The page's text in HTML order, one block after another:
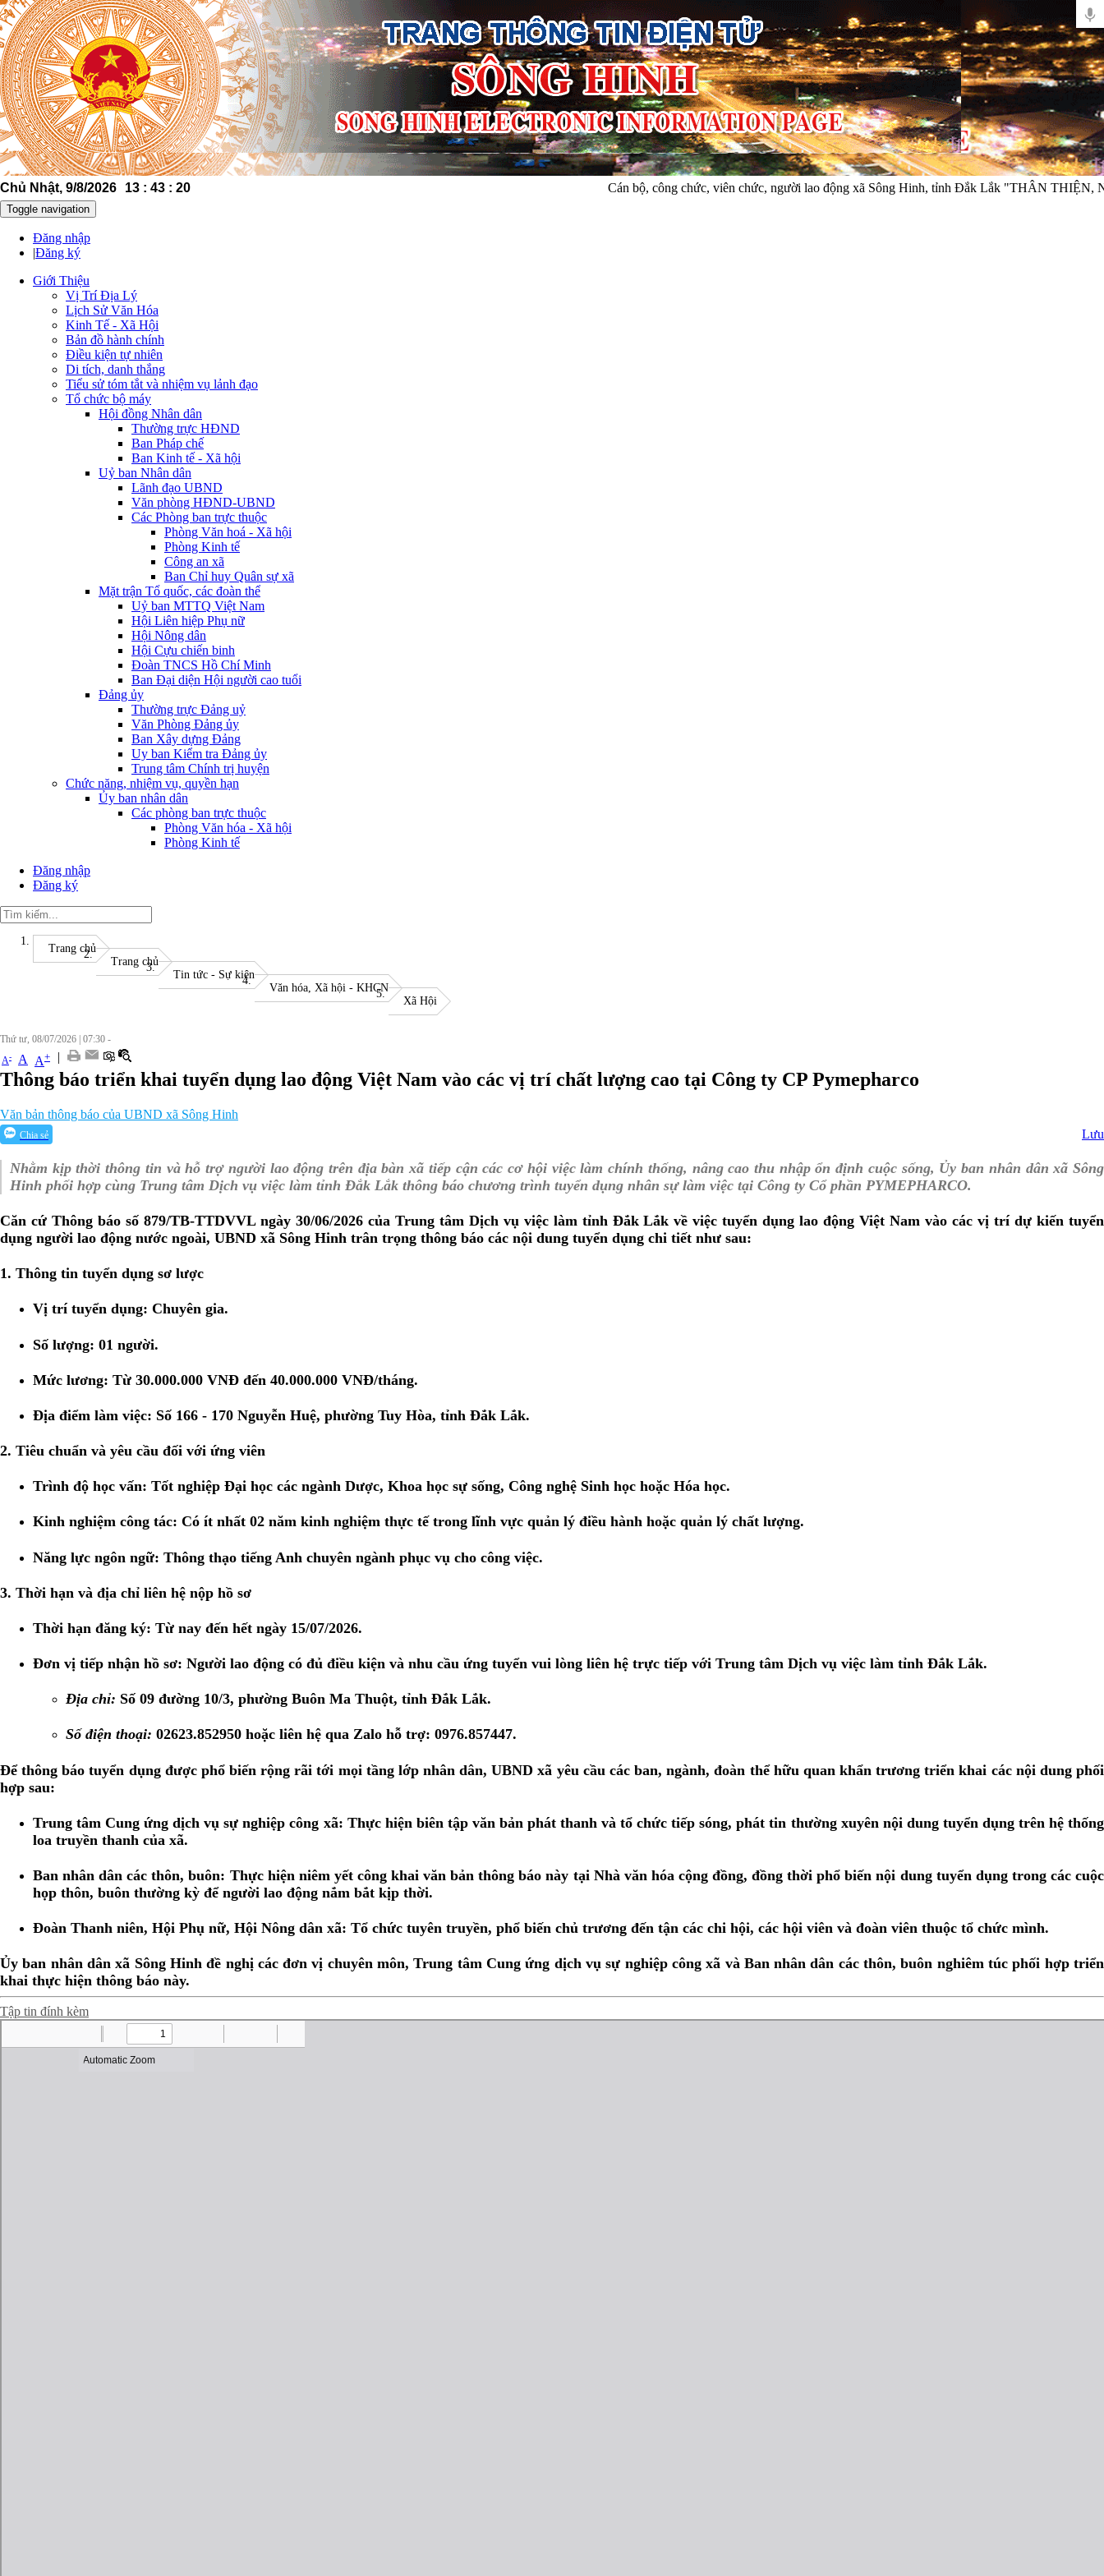
Chủ Nhật, 9/8/2026 13 : 43 : 21 Cán bộ, công chức, viên chức, người lao động xã Sông Hinh, tỉnh Đắk Lắk "THÂN THIỆN,
Toggle navigation
Đăng nhập
|Đăng ký
Giới Thiệu
Vị Trí Địa Lý
Lịch Sử Văn Hóa
Kinh Tế - Xã Hội
Bản đồ hành chính
Điều kiện tự nhiên
Di tích, danh thắng
Tiểu sử tóm tắt và nhiệm vụ lảnh đạo
Tổ chức bộ máy
Hội đồng Nhân dân
Thường trực HĐND
Ban Pháp chế
Ban Kinh tế - Xã hội
Uỷ ban Nhân dân
Lãnh đạo UBND
Văn phòng HĐND-UBND
Các Phòng ban trực thuộc
Phòng Văn hoá - Xã hội
Phòng Kinh tế
Công an xã
Ban Chỉ huy Quân sự xã
Mặt trận Tổ quốc, các đoàn thể
Uỷ ban MTTQ Việt Nam
Hội Liên hiệp Phụ nữ
Hội Nông dân
Hội Cựu chiến binh
Đoàn TNCS Hồ Chí Minh
Ban Đại diện Hội người cao tuổi
Đảng ủy
Thường trực Đảng uỷ
Văn Phòng Đảng ủy
Ban Xây dựng Đảng
Uy ban Kiểm tra Đảng ủy
Trung tâm Chính trị huyện
Chức năng, nhiệm vụ, quyền hạn
Ủy ban nhân dân
Các phòng ban trực thuộc
Phòng Văn hóa - Xã hội
Phòng Kinh tế
Đăng nhập
Đăng ký
Trang chủ
Trang chủ
Tin tức - Sự kiện
Văn hóa, Xã hội - KHCN
Xã Hội
Thứ tư, 08/07/2026 | 07:30 -
A- A A+ |
Thông báo triển khai tuyển dụng lao động Việt Nam vào các vị trí chất lượng cao tại Công ty CP Pymepharco
Văn bản thông báo của UBND xã Sông Hinh
Chia sẻ Lưu
Nhằm kịp thời thông tin và hỗ trợ người lao động trên địa bàn xã tiếp cận các cơ hội việc làm chính thống, nâng cao thu nhập ổn định cuộc sống, Ủy ban nhân dân xã Sông
Hinh phối hợp cùng Trung tâm Dịch vụ việc làm tỉnh Đắk Lắk thông báo chương trình tuyển dụng nhân sự làm việc tại Công ty Cổ phần PYMEPHARCO.
Căn cứ Thông báo số 879/TB-TTDVVL ngày 30/06/2026 của Trung tâm Dịch vụ việc làm tỉnh Đắk Lắk về việc tuyển dụng lao động Việt Nam vào các vị trí dự kiến tuyển
dụng người lao động nước ngoài, UBND xã Sông Hinh trân trọng thông báo các nội dung tuyển dụng chi tiết như sau:
1. Thông tin tuyển dụng sơ lược
Vị trí tuyển dụng: Chuyên gia.
Số lượng: 01 người.
Mức lương: Từ 30.000.000 VNĐ đến 40.000.000 VNĐ/tháng.
Địa điểm làm việc: Số 166 - 170 Nguyễn Huệ, phường Tuy Hòa, tỉnh Đắk Lắk.
2. Tiêu chuẩn và yêu cầu đối với ứng viên
Trình độ học vấn: Tốt nghiệp Đại học các ngành Dược, Khoa học sự sống, Công nghệ Sinh học hoặc Hóa học.
Kinh nghiệm công tác: Có ít nhất 02 năm kinh nghiệm thực tế trong lĩnh vực quản lý điều hành hoặc quản lý chất lượng.
Năng lực ngôn ngữ: Thông thạo tiếng Anh chuyên ngành phục vụ cho công việc.
3. Thời hạn và địa chỉ liên hệ nộp hồ sơ
Thời hạn đăng ký: Từ nay đến hết ngày 15/07/2026.
Đơn vị tiếp nhận hồ sơ: Người lao động có đủ điều kiện và nhu cầu ứng tuyển vui lòng liên hệ trực tiếp với Trung tâm Dịch vụ việc làm tỉnh Đắk Lắk.
Địa chỉ: Số 09 đường 10/3, phường Buôn Ma Thuột, tỉnh Đắk Lắk.
Số điện thoại: 02623.852950 hoặc liên hệ qua Zalo hỗ trợ: 0976.857447.
Để thông báo tuyển dụng được phổ biến rộng rãi tới mọi tầng lớp nhân dân, UBND xã yêu cầu các ban, ngành, đoàn thể hữu quan khẩn trương triển khai các nội dung phối
hợp sau:
Trung tâm Cung ứng dịch vụ sự nghiệp công xã: Thực hiện biên tập văn bản phát thanh và tổ chức tiếp sóng, phát tin thường xuyên nội dung tuyển dụng trên hệ thống
loa truyền thanh của xã.
Ban nhân dân các thôn, buôn: Thực hiện niêm yết công khai văn bản thông báo này tại Nhà văn hóa cộng đồng, đồng thời phổ biến nội dung tuyển dụng trong các cuộc
họp thôn, buôn thường kỳ để người lao động nắm bắt kịp thời.
Đoàn Thanh niên, Hội Phụ nữ, Hội Nông dân xã: Tổ chức tuyên truyền, phổ biến chủ trương đến tận các chi hội, các hội viên và đoàn viên thuộc tổ chức mình.
Ủy ban nhân dân xã Sông Hinh đề nghị các đơn vị chuyên môn, Trung tâm Cung ứng dịch vụ sự nghiệp công xã và Ban nhân dân các thôn, buôn nghiêm túc phối hợp triển
khai thực hiện thông báo này.
Tập tin đính kèm